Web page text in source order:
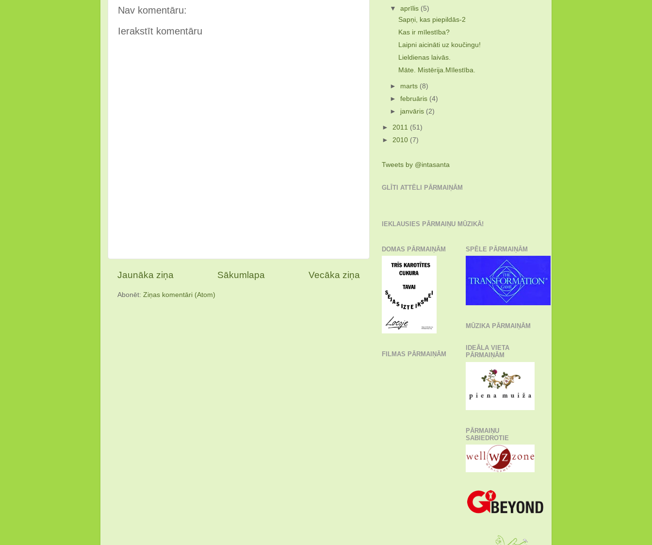
Nav komentāru:
Ierakstīt komentāru
Jaunāka ziņa Vecāka ziņa
Sākumlapa
Abonēt: Ziņas komentāri (Atom)
▼aprīlis (5)
Sapņi, kas piepildās-2
Kas ir mīlestība?
Laipni aicināti uz koučingu!
Lieldienas laivās.
Māte. Mistērija.Mīlestība.
► marts (8)
►februāris (4)
► janvāris (2)
► 2011 (51)
► 2010 (7)
Tweets by @intasanta
GLĪTI ATTĒLI PĀRMAIŅĀM
IEKLAUSIES PĀRMAIŅU MŪZIKĀ!
DOMAS PĀRMAIŅĀM
FILMAS PĀRMAIŅĀM
SPĒLE PĀRMAIŅĀM
MŪZIKA PĀRMAIŅĀM
IDEĀLA VIETA
PĀRMAIŅĀM
PĀRMAIŅU
SABIEDROTIE